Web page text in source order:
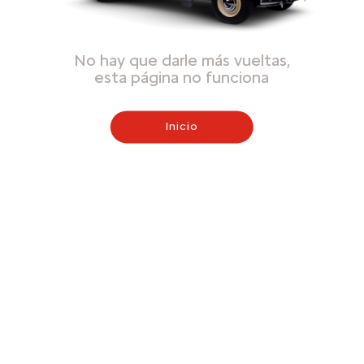
No hay que darle más vueltas,
esta página no funciona
Inicio